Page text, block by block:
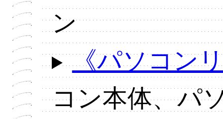
ン
《パソコン
コン本体、パ